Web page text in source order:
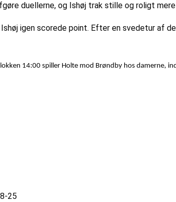
duellerne, og Ishøj trak stille og roligt
igen scorede point. Efter en svedetur af
14:00 spiller Holte mod Brøndby hos damerne,
25